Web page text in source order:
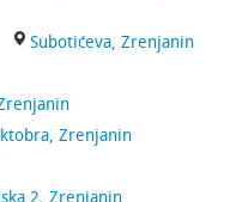
Subotićeva, Zrenjanin
Zrenjanin
2, Zrenjanin